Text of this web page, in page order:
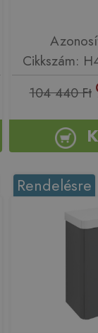
Cikkszám:
104 440 Ft
Rendelésre